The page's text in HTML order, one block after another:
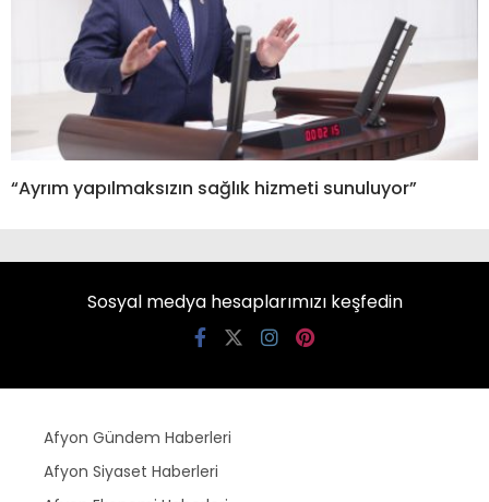
“Ayrım yapılmaksızın sağlık hizmeti sunuluyor”
Sosyal medya hesaplarımızı keşfedin
Afyon Gündem Haberleri
Afyon Siyaset Haberleri